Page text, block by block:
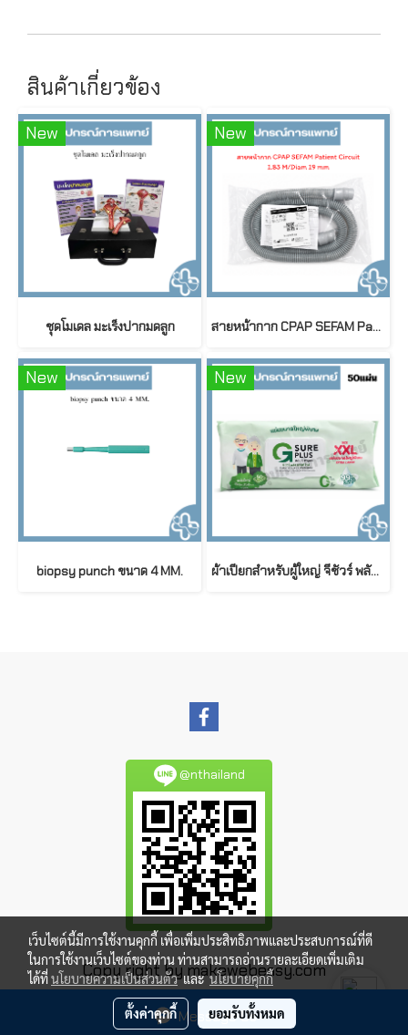
Message Us
สินค้าเกี่ยวข้อง
New
ชุดโมเดล มะเร็งปากมดลูก
New
สายหน้ากาก CPAP SEFAM Patient Circuit 1.83 M / Diameter 19 mm
New
biopsy punch ขนาด 4 MM.
New
ผ้าเปียกสำหรับผู้ใหญ่ จีชัวร์ พลัส สูตรอ่อนโยนพิเศษ ขนาดใหญ่พิเศษ G sure Plus Adult Wet Wipes (50 ชิ้น/ห่อ)
@nthailand
Copy right by makewebeasy.com
ผู้เข้าชมวันนี้ 1,780
เว็บไซต์นี้มีการใช้งานคุกกี้ เพื่อเพิ่มประสิทธิภาพและประสบการณ์ที่ดี
ในการใช้งานเว็บไซต์ของท่าน ท่านสามารถอ่านรายละเอียดเพิ่มเติม
ได้ที่นโยบายความเป็นส่วนตัวและนโยบายคุกกี้
ตั้งค่าคุกกี้ ยอมรับทั้งหมด